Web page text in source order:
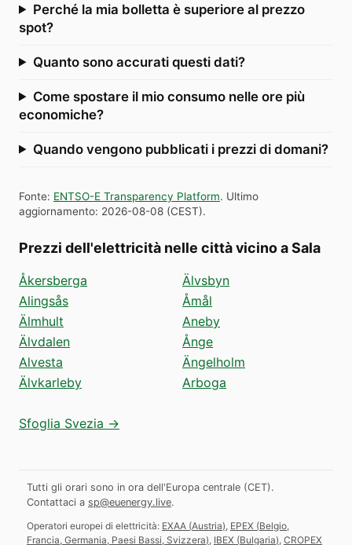
Perché la mia bolletta è superiore al prezzo
spot?
Quanto sono accurati questi dati?
Come spostare il mio consumo nelle ore più
economiche?
Quando vengono pubblicati i prezzi di domani?
Fonte: ENTSO-E Transparency Platform. Ultimo
aggiornamento: 2026-08-08 (CEST).
Prezzi dell'elettricità nelle città vicino a Sala
Åkersberga
Alingsås
Älmhult
Älvdalen
Alvesta
Älvkarleby
Älvsbyn
Åmål
Aneby
Ånge
Ängelholm
Arboga
Sfoglia Svezia →
Tutti gli orari sono in ora dell'Europa centrale (CET).
Contattaci a sp@euenergy.live.
Operatori europei di elettricità: EXAA (Austria) EPEX (Belgio,
Francia, Germania, Paesi Bassi, Svizzera) IBEX (Bulgaria) CROPEX